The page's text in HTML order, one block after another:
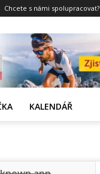
Chcete s námi spolupracovat?
KALENDÁŘ